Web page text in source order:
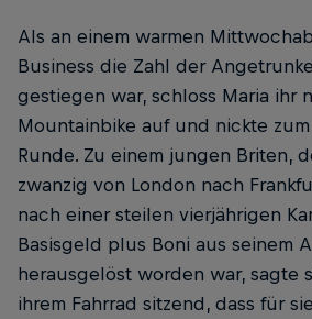
Als an einem warmen
Business die Zahl der
gestiegen war, schloss Maria ihr
Mountainbike auf und nickte
Runde. Zu einem jungen Briten,
zwanzig von London nach
nach einer steilen vierjährigen
Basisgeld plus Boni aus seinem
herausgelöst worden war, sagte
ihrem Fahrrad sitzend, dass für